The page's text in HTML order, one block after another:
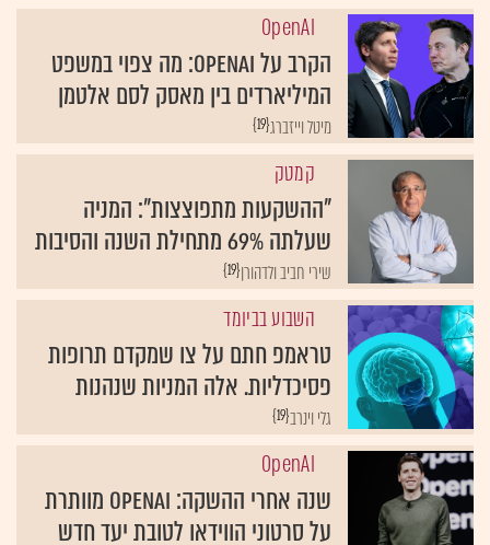
OpenAI
הקרב על OpenAI: מה צפוי במשפט
המיליארדים בין מאסק לסם אלטמן
{19}מיטל וייזברג
קמטק
"ההשקעות מתפוצצות": המניה
שעלתה 69% מתחילת השנה והסיבות
{19}שירי חביב ולדהורן
השבוע בביומד
טראמפ חתם על צו שמקדם תרופות
פסיכדליות. אלה המניות שנהנות
{19}גלי וינרב
OpenAI
שנה אחרי ההשקה: OpenAI מוותרת
על סרטוני הווידאו לטובת יעד חדש